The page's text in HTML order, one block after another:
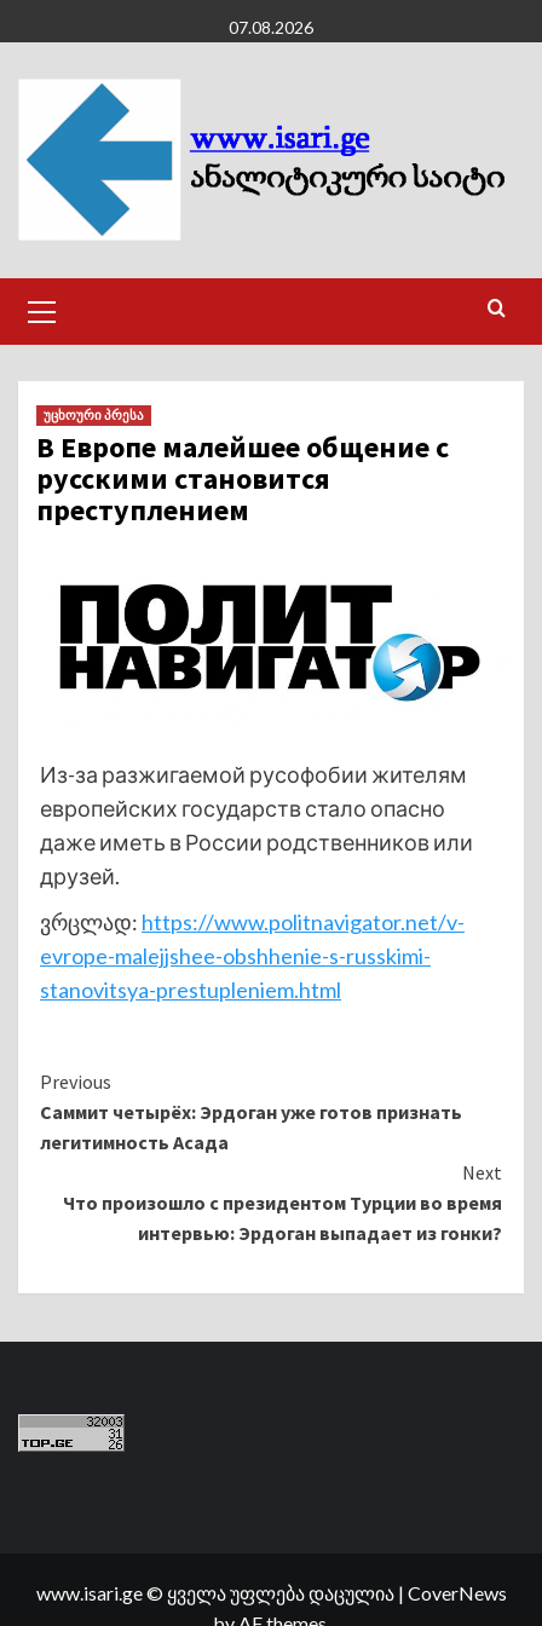
to
content
07.08.2026
Menu
უცხოური პრესა
В Европе малейшее общение с
русскими становится
преступлением
Из-за разжигаемой русофобии жителям
европейских государств стало опасно
даже иметь в России родственников или
друзей.
ვრცლად: https://www.politnavigator.net/v-
evrope-malejjshee-obshhenie-s-russkimi-
stanovitsya-prestupleniem.html
Continue
Reading
Previous
Саммит четырёх: Эрдоган уже готов признать
легитимность Асада
Next
Что произошло с президентом Турции во время
интервью: Эрдоган выпадает из гонки?
www.isari.ge © ყველა უფლება დაცულია | CoverNews